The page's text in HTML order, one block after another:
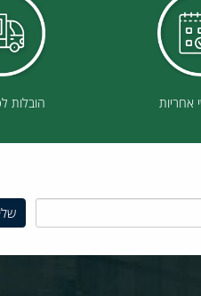
הובלות